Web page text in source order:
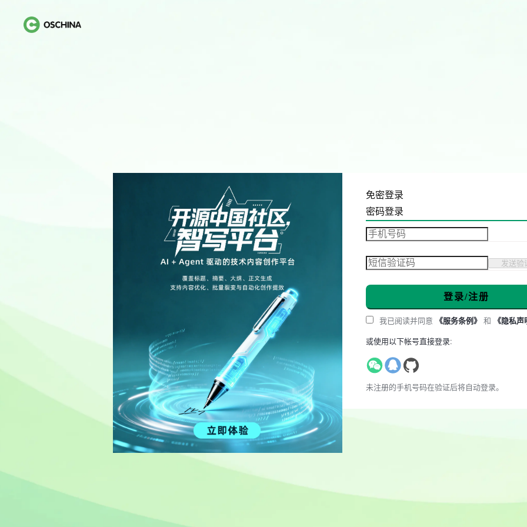
免密登录
密码登录
发送验
登录/注册
我已阅读并同意 《服务条例》 和 《隐私声
或使用以下帐号直接登录:
未注册的手机号码在验证后将自动登录。